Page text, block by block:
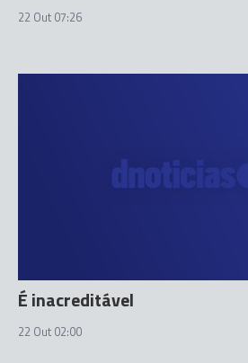
22 Out 07:26
É inacreditável
22 Out 02:00